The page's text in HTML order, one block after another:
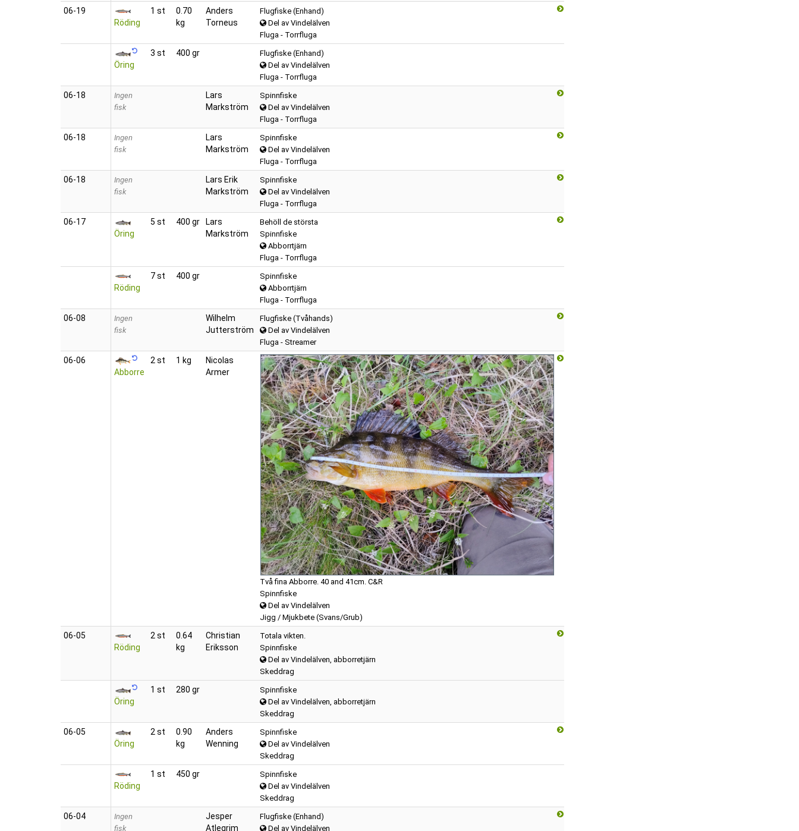
06‑19
Röding
1 st
0.70
kg
Anders
Torneus
Flugfiske (Enhand)
Del av Vindelälven
Fluga - Torrfluga
Öring
3 st 400 gr
Flugfiske (Enhand)
Del av Vindelälven
Fluga - Torrfluga
06‑18
Ingen
fisk
Lars
Markström
Spinnfiske
Del av Vindelälven
Fluga - Torrfluga
06‑18
Ingen
fisk
Lars
Markström
Spinnfiske
Del av Vindelälven
Fluga - Torrfluga
06‑18
Ingen
fisk
Lars Erik
Markström
Spinnfiske
Del av Vindelälven
Fluga - Torrfluga
06‑17
Öring
5 st 400 gr
Lars
Markström
Behöll de största
Spinnfiske
Abborrtjärn
Fluga - Torrfluga
Röding
7 st 400 gr
Spinnfiske
Abborrtjärn
Fluga - Torrfluga
06‑08
Ingen
fisk
Wilhelm
Jutterström
Flugfiske (Tvåhands)
Del av Vindelälven
Fluga - Streamer
06‑06
Abborre
2 st 1 kg
Nicolas
Armer
Två fina Abborre. 40 and 41cm. C&R
Spinnfiske
Del av Vindelälven
Jigg / Mjukbete (Svans/Grub)
06‑05
Röding
2 st
0.64
kg
Christian
Eriksson
Totala vikten.
Spinnfiske
Del av Vindelälven, abborretjärn
Skeddrag
Öring
1 st 280 gr
Spinnfiske
Del av Vindelälven, abborretjärn
Skeddrag
06‑05
Öring
2 st
0.90
kg
Anders
Wenning
Spinnfiske
Del av Vindelälven
Skeddrag
Röding
1 st 450 gr
Spinnfiske
Del av Vindelälven
Skeddrag
06‑04
Ingen
fisk
Jesper
Atlegrim
Flugfiske (Enhand)
Del av Vindelälven